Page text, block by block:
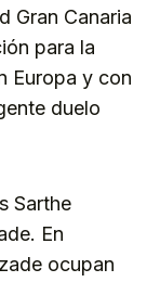
Gran Canaria
para la
Europa y con
duelo
Sarthe
En
ocupan